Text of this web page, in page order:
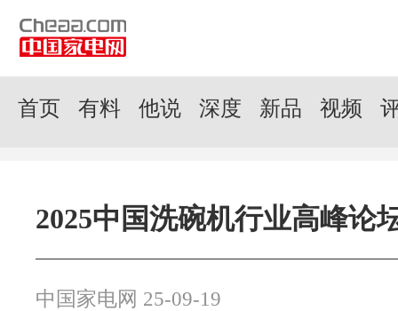
首页 有料 他说 深度 新品 视频
2025中国洗碗机行业高峰论
中国家电网 25-09-19